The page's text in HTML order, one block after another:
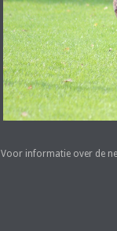
Voor informatie over de